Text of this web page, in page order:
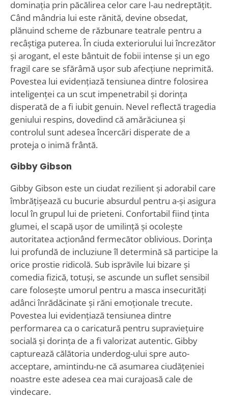
dominația prin păcălirea celor care l-au nedreptățit.
Când mândria lui este rănită, devine obsedat,
plănuind scheme de răzbunare teatrale pentru a
recâștiga puterea. În ciuda exteriorului lui încrezător
și arogant, el este bântuit de fobii intense și un ego
fragil care se sfărâmă ușor sub afecțiune neprimită.
Povestea lui evidențiază tensiunea dintre folosirea
inteligenței ca un scut impenetrabil și dorința
disperată de a fi iubit genuin. Nevel reflectă tragedia
geniului respins, dovedind că amărăciunea și
controlul sunt adesea încercări disperate de a
proteja o inimă frântă.
Gibby Gibson
Gibby Gibson este un ciudat rezilient și adorabil care
îmbrățișează cu bucurie absurdul pentru a-și asigura
locul în grupul lui de prieteni. Confortabil fiind ținta
glumei, el scapă ușor de umilință și ocolește
autoritatea acționând fermecător oblivious. Dorința
lui profundă de incluziune îl determină să participe la
orice prostie ridicolă. Sub isprăvile lui bizare și
comedia fizică, totuși, se ascunde un suflet sensibil
care folosește umorul pentru a masca insecurități
adânci înrădăcinate și răni emoționale trecute.
Povestea lui evidențiază tensiunea dintre
performarea ca o caricatură pentru supraviețuire
socială și dorința de a fi valorizat autentic. Gibby
capturează călătoria underdog-ului spre auto-
acceptare, amintindu-ne că asumarea ciudățeniei
noastre este adesea cea mai curajoasă cale de
vindecare.